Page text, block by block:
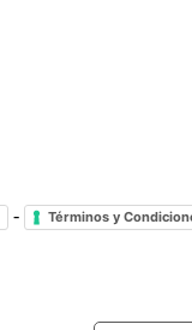
- Términos y